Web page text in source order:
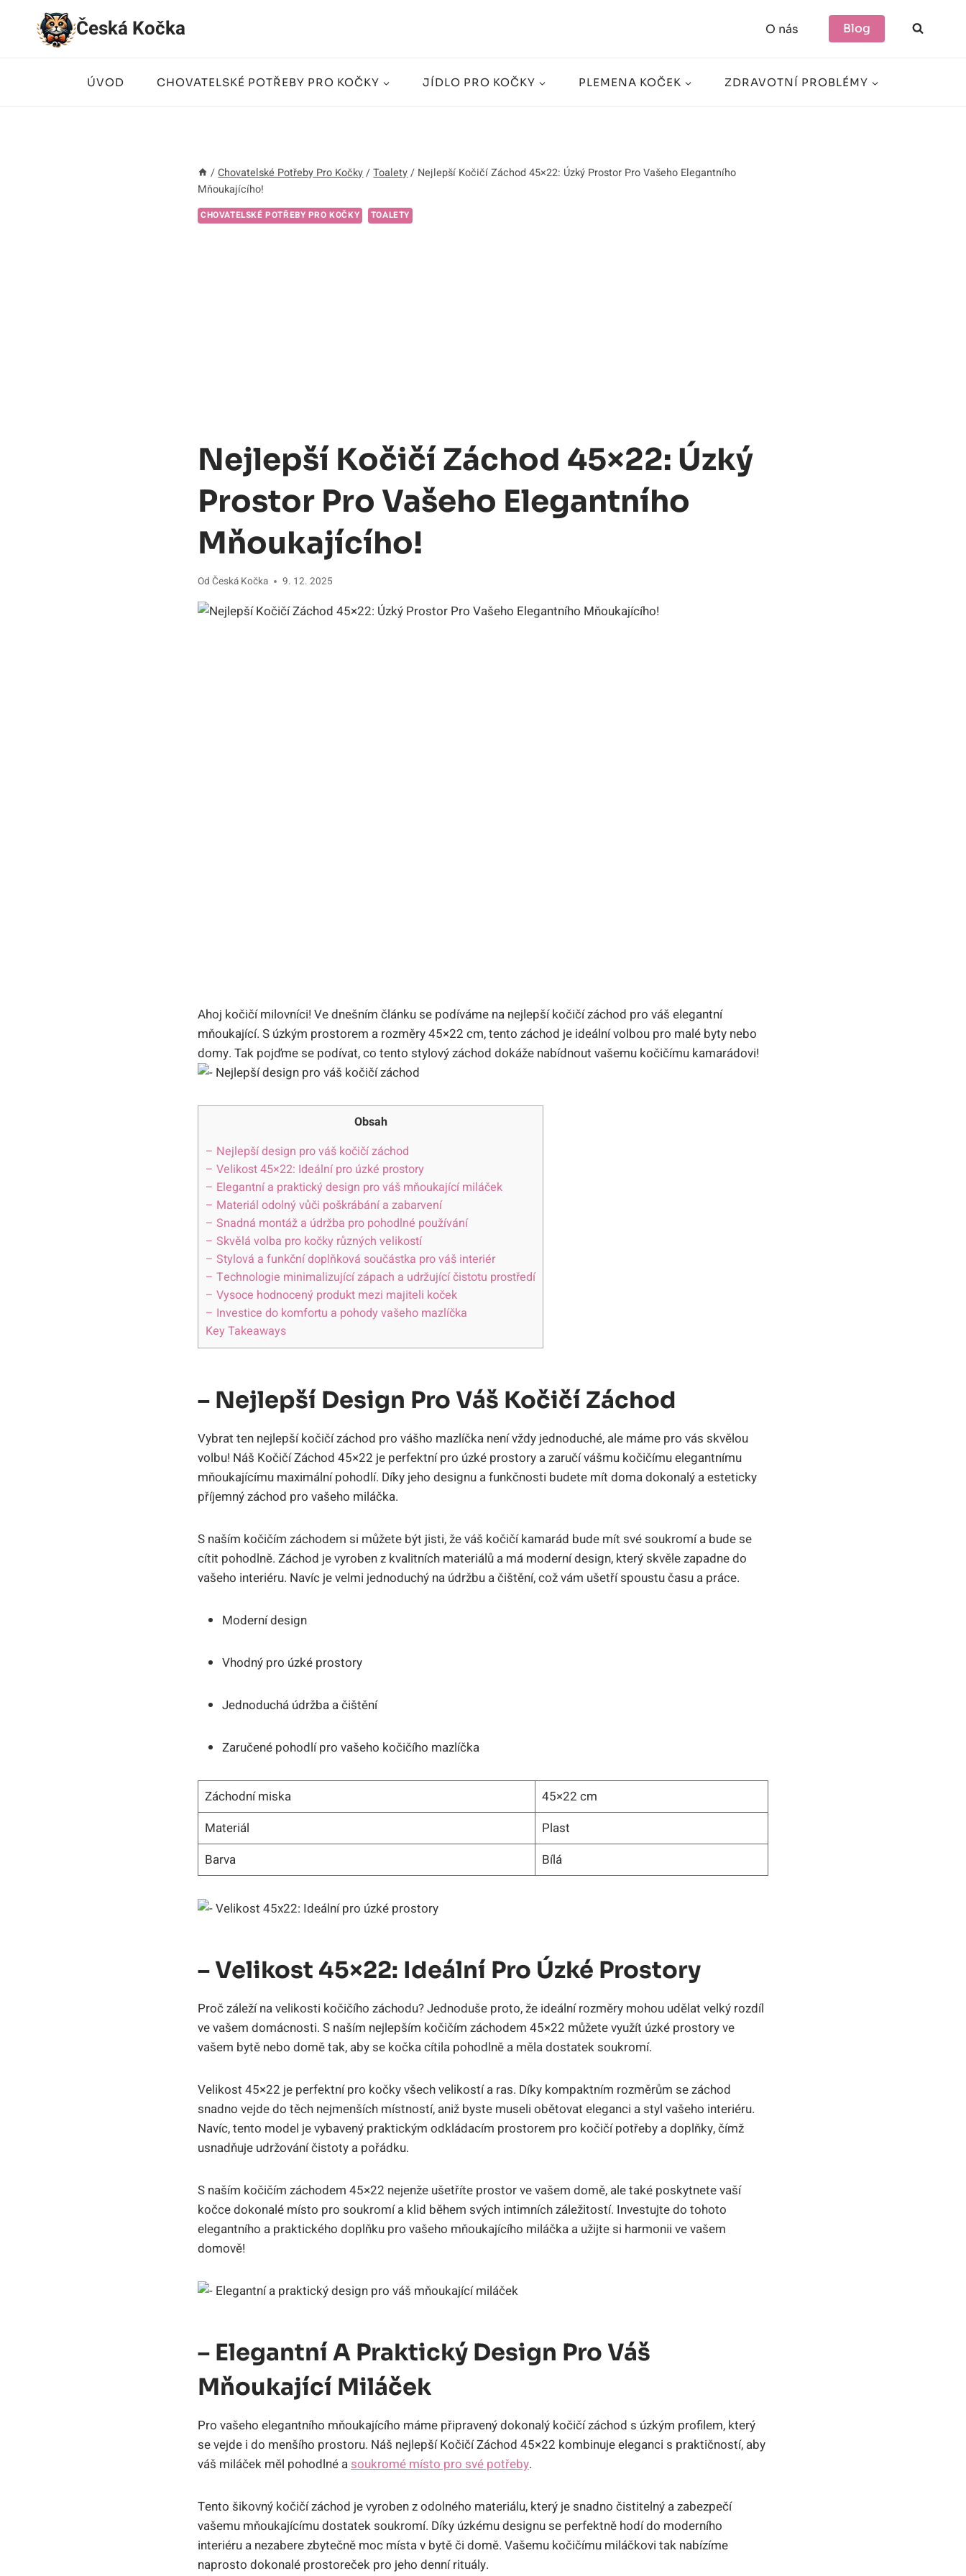
Přeskočit
Česká Kočka O nás Blog
ÚVOD CHOVATELSKÉ POTŘEBY PRO KOČKY JÍDLO PRO KOČKY PLEMENA KOČEK ZDRAVOTNÍ PROBLÉMY
/ Chovatelské Potřeby Pro Kočky / Toalety / Nejlepší Kočičí Záchod 45×22: Úzký Prostor Pro Vašeho Elegantního
Mňoukajícího!
CHOVATELSKÉ POTŘEBY PRO KOČKY TOALETY
Nejlepší Kočičí Záchod 45×22: Úzký
Prostor Pro Vašeho Elegantního
Mňoukajícího!
Od Česká Kočka 9. 12. 2025
Ahoj kočičí milovníci! Ve dnešním článku se podíváme na nejlepší kočičí záchod pro váš elegantní
mňoukající. S úzkým prostorem a rozměry 45×22 cm, tento záchod je ideální volbou pro malé byty nebo
domy. Tak pojďme se podívat, co tento stylový záchod dokáže nabídnout vašemu kočičímu kamarádovi!
Obsah
– Nejlepší design pro váš kočičí záchod
– Velikost 45×22: Ideální pro úzké prostory
– Elegantní a praktický design pro váš mňoukající miláček
– Materiál odolný vůči poškrábání a zabarvení
– Snadná montáž a údržba pro pohodlné používání
– Skvělá volba pro kočky různých velikostí
– Stylová a funkční doplňková součástka pro váš interiér
– Technologie minimalizující zápach a udržující čistotu prostředí
– Vysoce hodnocený produkt mezi majiteli koček
– Investice do komfortu a pohody vašeho mazlíčka
Key Takeaways
– Nejlepší Design Pro Váš Kočičí Záchod
Vybrat ten nejlepší kočičí záchod pro vášho mazlíčka není vždy jednoduché, ale máme pro vás skvělou
volbu! Náš Kočičí Záchod 45×22 je perfektní pro úzké prostory a zaručí vášmu kočičímu elegantnímu
mňoukajícímu maximální pohodlí. Díky jeho designu a funkčnosti budete mít doma dokonalý a esteticky
příjemný záchod pro vašeho miláčka.
S naším kočičím záchodem si můžete být jisti, že váš kočičí kamarád bude mít své soukromí a bude se
cítit pohodlně. Záchod je vyroben z kvalitních materiálů a má moderní design, který skvěle zapadne do
vašeho interiéru. Navíc je velmi jednoduchý na údržbu a čištění, což vám ušetří spoustu času a práce.
Moderní design
Vhodný pro úzké prostory
Jednoduchá údržba a čištění
Zaručené pohodlí pro vašeho kočičího mazlíčka
Záchodní miska
45×22 cm
Materiál
Plast
Barva
Bílá
– Velikost 45×22: Ideální Pro Úzké Prostory
Proč záleží na velikosti kočičího záchodu? Jednoduše proto, že ideální rozměry mohou udělat velký rozdíl
ve vašem domácnosti. S naším nejlepším kočičím záchodem 45×22 můžete využít úzké prostory ve
vašem bytě nebo domě tak, aby se kočka cítila pohodlně a měla dostatek soukromí.
Velikost 45×22 je perfektní pro kočky všech velikostí a ras. Díky kompaktním rozměrům se záchod
snadno vejde do těch nejmenších místností, aniž byste museli obětovat eleganci a styl vašeho interiéru.
Navíc, tento model je vybavený praktickým odkládacím prostorem pro kočičí potřeby a doplňky, čímž
usnadňuje udržování čistoty a pořádku.
S naším kočičím záchodem 45×22 nejenže ušetříte prostor ve vašem domě, ale také poskytnete vaší
kočce dokonalé místo pro soukromí a klid během svých intimních záležitostí. Investujte do tohoto
elegantního a praktického doplňku pro vašeho mňoukajícího miláčka a užijte si harmonii ve vašem
domově!
– Elegantní A Praktický Design Pro Váš
Mňoukající Miláček
Pro vašeho elegantního mňoukajícího máme připravený dokonalý kočičí záchod s úzkým profilem, který
se vejde i do menšího prostoru. Náš nejlepší Kočičí Záchod 45×22 kombinuje eleganci s praktičností, aby
váš miláček měl pohodlné asoukromé místo pro své potřeby.
Tento šikovný kočičí záchod je vyroben z odolného materiálu, který je snadno čistitelný a zabezpečí
vašemu mňoukajícímu dostatek soukromí. Díky úzkému designu se perfektně hodí do moderního
interiéru a nezabere zbytečně moc místa v bytě či domě. Vašemu kočičímu miláčkovi tak nabízíme
naprosto dokonalé prostoreček pro jeho denní rituály.